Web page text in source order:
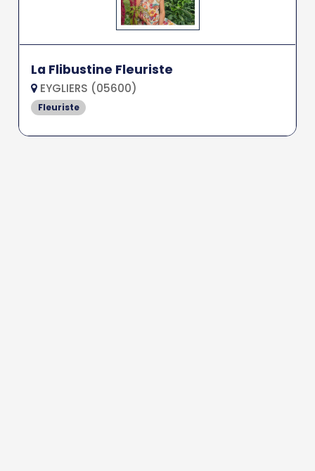
La Flibustine Fleuriste
EYGLIERS (05600)
Fleuriste